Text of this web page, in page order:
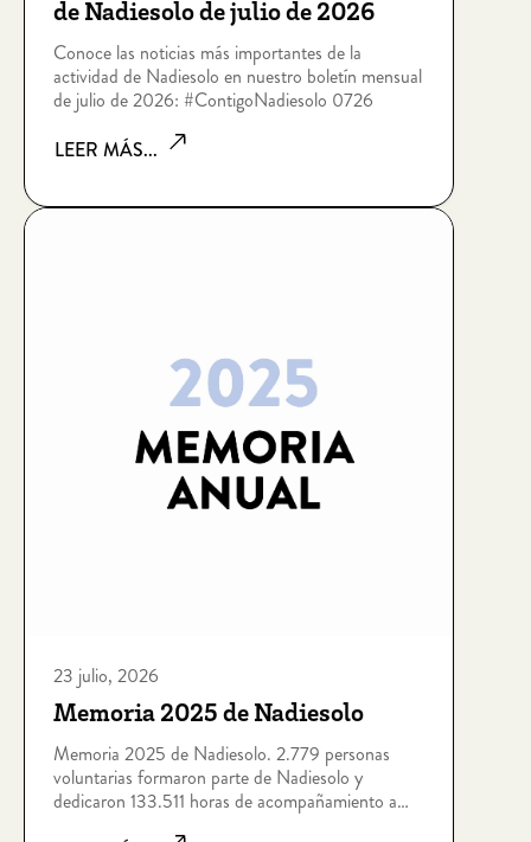
de Nadiesolo de julio de 2026
Conoce las noticias más importantes de la
actividad de Nadiesolo en nuestro boletín mensual
de julio de 2026: #ContigoNadiesolo 0726
LEER MÁS...
23 julio, 2026
Memoria 2025 de Nadiesolo
Memoria 2025 de Nadiesolo. 2.779 personas
voluntarias formaron parte de Nadiesolo y
dedicaron 133.511 horas de acompañamiento a